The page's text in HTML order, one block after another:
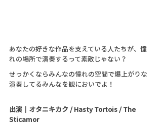
あなたの好きな作品を支えている人たちが、憧
れの場所で演奏するって素敵じゃない？
せっかくならみんなの憧れの空間で爆上がりな
演奏してるみんなを観においでよ！
出演｜オタニキカク / Hasty Tortois / The
Sticamor